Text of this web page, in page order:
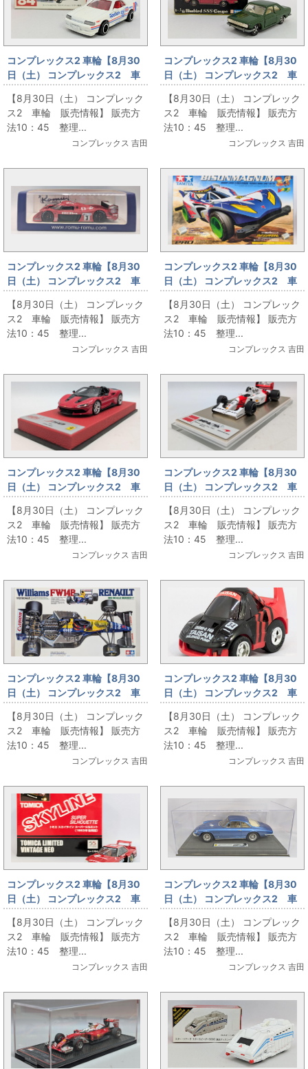
コンプレックス2 車輪【8月30
日（土） コンプレックス2 車
輪 販売情報】3
【8月30日（土） コンプレック
ス2 車輪 販売情報】 販売方
法10：45 整理...
コンプレックス 吉田
コンプレックス2 車輪【8月30
日（土） コンプレックス2 車
輪 販売情報】4
【8月30日（土） コンプレック
ス2 車輪 販売情報】 販売方
法10：45 整理...
コンプレックス 吉田
コンプレックス2 車輪【8月30
日（土） コンプレックス2 車
輪 販売情報】5
【8月30日（土） コンプレック
ス2 車輪 販売情報】 販売方
法10：45 整理...
コンプレックス 吉田
コンプレックス2 車輪【8月30
日（土） コンプレックス2 車
輪 販売情報】6
【8月30日（土） コンプレック
ス2 車輪 販売情報】 販売方
法10：45 整理...
コンプレックス 吉田
コンプレックス2 車輪【8月30
日（土） コンプレックス2 車
輪 販売情報】7
【8月30日（土） コンプレック
ス2 車輪 販売情報】 販売方
法10：45 整理...
コンプレックス 吉田
コンプレックス2 車輪【8月30
日（土） コンプレックス2 車
輪 販売情報】8
【8月30日（土） コンプレック
ス2 車輪 販売情報】 販売方
法10：45 整理...
コンプレックス 吉田
コンプレックス2 車輪【8月30
日（土） コンプレックス2 車
輪 販売情報】9
【8月30日（土） コンプレック
ス2 車輪 販売情報】 販売方
法10：45 整理...
コンプレックス 吉田
コンプレックス2 車輪【8月30
日（土） コンプレックス2 車
輪 販売情報】10
【8月30日（土） コンプレック
ス2 車輪 販売情報】 販売方
法10：45 整理...
コンプレックス 吉田
コンプレックス2 車輪【8月30
日（土） コンプレックス2 車
輪 販売情報】11
【8月30日（土） コンプレック
ス2 車輪 販売情報】 販売方
法10：45 整理...
コンプレックス 吉田
コンプレックス2 車輪【8月30
日（土） コンプレックス2 車
輪 販売情報】12
【8月30日（土） コンプレック
ス2 車輪 販売情報】 販売方
法10：45 整理...
コンプレックス 吉田